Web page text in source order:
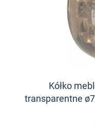
Kółko
transparentne